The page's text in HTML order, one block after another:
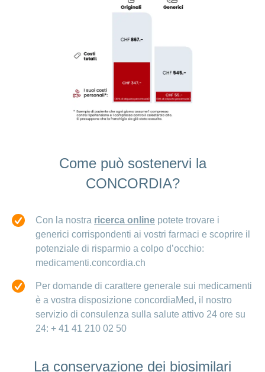
Come può sostenervi la
CONCORDIA?
Con la nostra ricerca online potete trovare i
generici corrispondenti ai vostri farmaci e scoprire il
potenziale di risparmio a colpo d’occhio:
medicamenti.concordia.ch
Per domande di carattere generale sui medicamenti
è a vostra disposizione concordiaMed, il nostro
servizio di consulenza sulla salute attivo 24 ore su
24: + 41 41 210 02 50
La conservazione dei biosimilari